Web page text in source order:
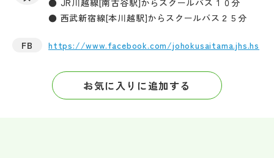
● 西武新宿線[本川越駅]からスクールバス２５分
FB https://www.facebook.com/johokusaitama.jhs.hs
お気に入りに追加する